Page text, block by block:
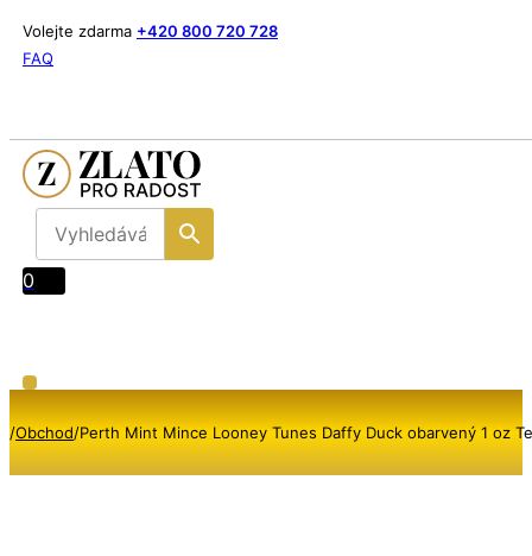
Volejte zdarma +420 800 720 728
FAQ
0
/Obchod/Perth Mint Mince Looney Tunes Daffy Duck obarvený 1 oz